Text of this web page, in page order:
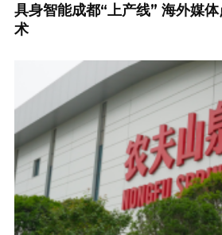
具身智能成都“上产线” 海外媒
术